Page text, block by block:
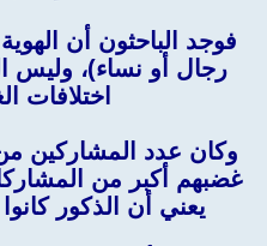
فوجد الباحثون أن
رجال أو نساء)، وليس
اختلافات
وكان عدد المشاركين
غضبهم أكبر من
يعني أن الذكور